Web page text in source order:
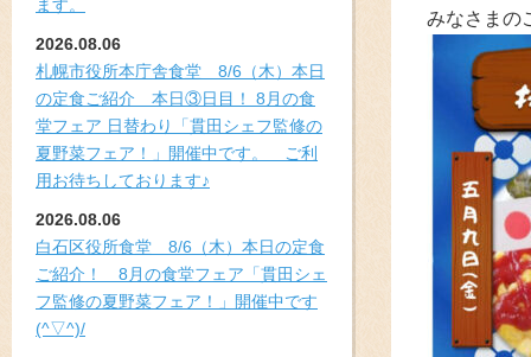
ます。
2026.08.06
札幌市役所本庁舎食堂 8/6（木）本日
の定食ご紹介 本日③日目！ 8月の食
堂フェア 日替わり「貫田シェフ監修の
夏野菜フェア！」開催中です。 ご利
用お待ちしております♪
2026.08.06
白石区役所食堂 8/6（木）本日の定食
ご紹介！ 8月の食堂フェア「貫田シェ
フ監修の夏野菜フェア！」開催中です
(^▽^)/
みなさまの